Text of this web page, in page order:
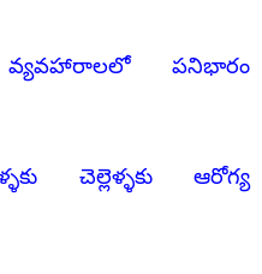
వ్యవహారాలలో పనిభారం
చెల్లెళ్ళకు ఆరోగ్య